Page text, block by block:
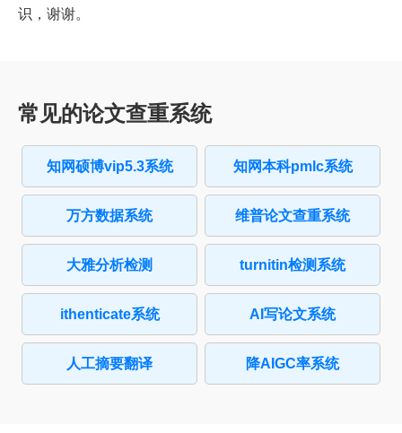
识，谢谢。
常见的论文查重系统
知网硕博vip5.3系统 知网本科pmlc系统
万方数据系统 维普论文查重系统
大雅分析检测 turnitin检测系统
ithenticate系统 AI写论文系统
人工摘要翻译 降AIGC率系统